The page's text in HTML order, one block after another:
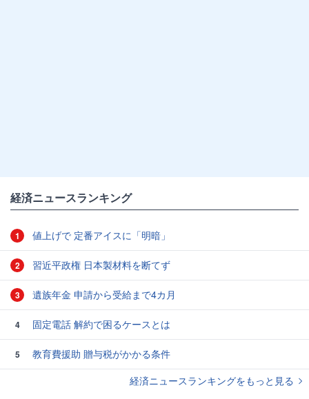
経済ニュースランキング
1 値上げで 定番アイスに「明暗」
2 習近平政権 日本製材料を断てず
3 遺族年金 申請から受給まで4カ月
4 固定電話 解約で困るケースとは
5
教育費援助 贈与税がかかる条件
経済ニュースランキングをもっと見る